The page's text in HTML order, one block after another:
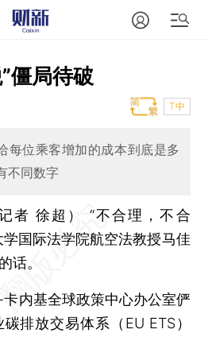
僵局待破
T中
每位乘客增加的成本到底是多
不同数字
者 徐超）
“不合理，不合
国际法学院航空法教授马佳
话。
基全球政策中心办公室俨
排放交易体系（EU ETS）